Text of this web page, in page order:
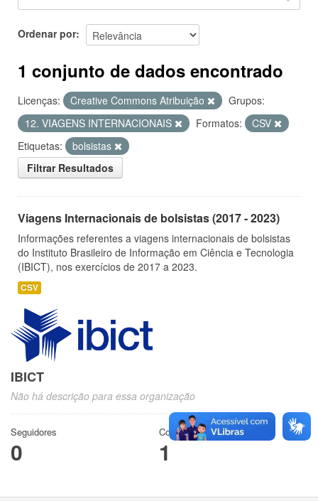
Ordenar por
1 conjunto de dados encontrado
Licenças: Creative Commons Atribuição
Grupos:
12. VIAGENS INTERNACIONAIS
Formatos:
CSV
Etiquetas:
bolsistas
Filtrar Resultados
Viagens Internacionais de bolsistas (2017 - 2023)
Informações referentes a viagens internacionais de bolsistas
do Instituto Brasileiro de Informação em Ciência e Tecnologia
(IBICT), nos exercícios de 2017 a 2023.
CSV
IBICT
Não há descrição para essa organização
Seguidores
0
Conjuntos de dados
1